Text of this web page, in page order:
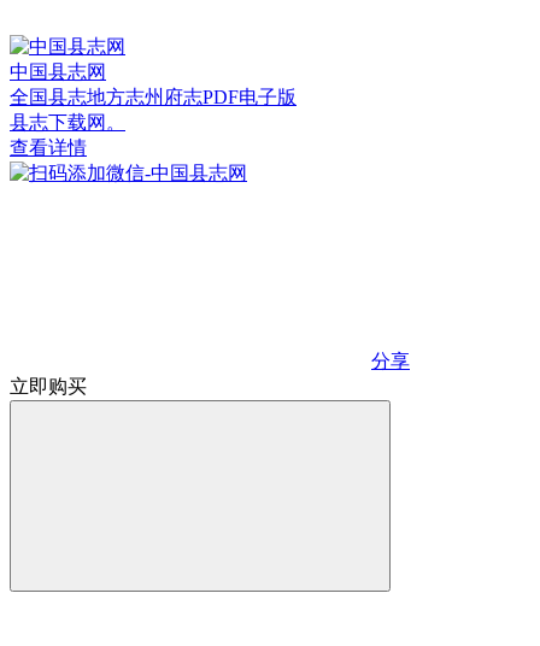
中国县志网
全国县志地方志州府志PDF电子版
县志下载网。
查看详情
分享
立即购买